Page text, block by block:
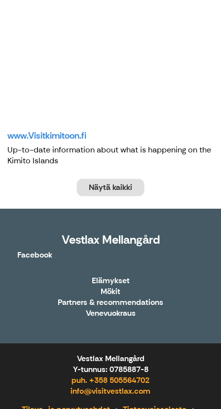
www.Visitkimitoon.fi
Up-to-date information about what is happening on the
Kimito Islands
Näytä kaikki
Vestlax Mellangård
Facebook
Elämykset
Mökit
Partners & recommendations
Venevuokraus
Vestlax Mellangård
Y-tunnus: 0785887-8
puh. +358 505564702
info@visitvestlax.com